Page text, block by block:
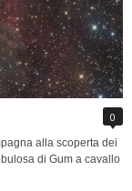
0
alla scoperta dei
di Gum a cavallo